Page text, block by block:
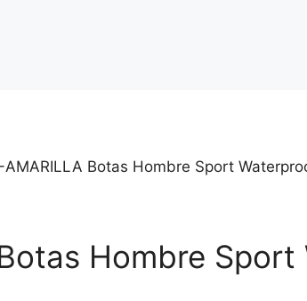
Botas Hombre Sport
Hombre